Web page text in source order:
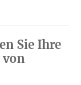
Sie Ihre
von